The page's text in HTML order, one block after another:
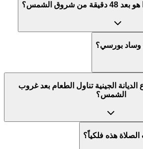
الشمس؟
وساد بورسي؟
الديانة الجينية تناول الطعام بعد غروب
الشمس؟
هذه فلكياً؟